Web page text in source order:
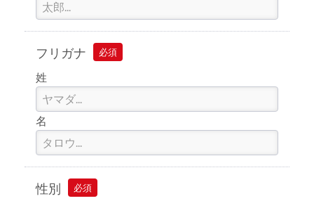
フリガナ 必須
姓
名
性別 必須